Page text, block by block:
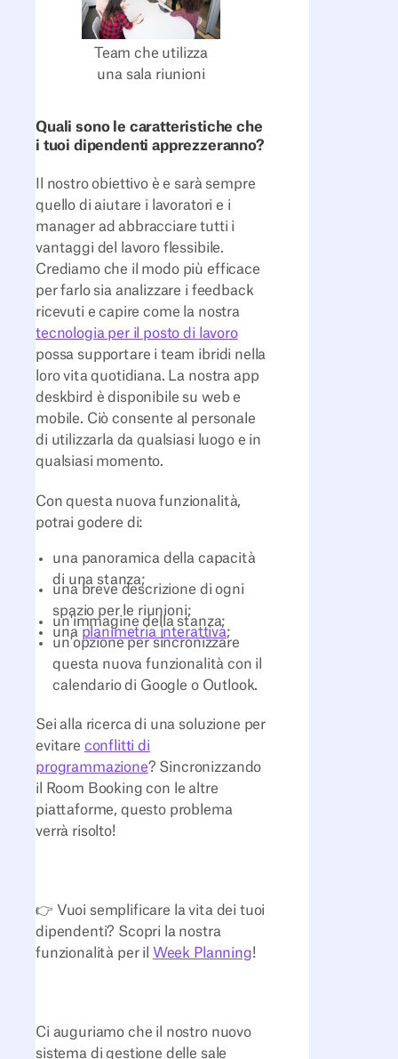
Team che utilizza
una sala riunioni
Quali sono le caratteristiche che
i tuoi dipendenti apprezzeranno?
Il nostro obiettivo è e sarà sempre
quello di aiutare i lavoratori e i
manager ad abbracciare tutti i
vantaggi del lavoro flessibile.
Crediamo che il modo più efficace
per farlo sia analizzare i feedback
ricevuti e capire come la nostra
tecnologia per il posto di lavoro
possa supportare i team ibridi nella
loro vita quotidiana. La nostra app
deskbird è disponibile su web e
mobile. Ciò consente al personale
di utilizzarla da qualsiasi luogo e in
qualsiasi momento.
Con questa nuova funzionalità,
potrai godere di:
una panoramica della capacità
di una stanza;
una breve descrizione di ogni
spazio per le riunioni;
un'immagine della stanza;
una planimetria interattiva;
un'opzione per sincronizzare
questa nuova funzionalità con il
calendario di Google o Outlook.
Sei alla ricerca di una soluzione per
evitare conflitti di
programmazione? Sincronizzando
il Room Booking con le altre
piattaforme, questo problema
verrà risolto!
👉 Vuoi semplificare la vita dei tuoi
dipendenti? Scopri la nostra
funzionalità per il Week Planning!
Ci auguriamo che il nostro nuovo
sistema di gestione delle sale